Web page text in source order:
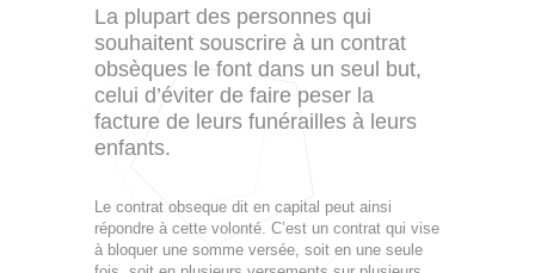
La plupart des personnes qui
souhaitent souscrire à un contrat
obsèques le font dans un seul but,
celui d’éviter de faire peser la
facture de leurs funérailles à leurs
enfants.
Le contrat obseque dit en capital peut ainsi
répondre à cette volonté. C’est un contrat qui vise
à bloquer une somme versée, soit en une seule